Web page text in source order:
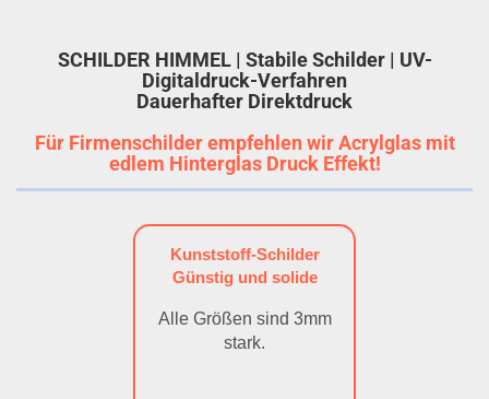
SCHILDER HIMMEL | Stabile Schilder | UV-
Digitaldruck-Verfahren
Dauerhafter Direktdruck
Für Firmenschilder empfehlen wir Acrylglas mit
edlem Hinterglas Druck Effekt!
Kunststoff-Schilder
Günstig und solide
Alle Größen sind 3mm
stark.